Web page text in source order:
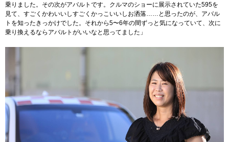
乗りました。その次がアバルトです。クルマのショーに展示されていた595を
見て、すごくかわいいしすごくかっこいいしお洒落……と思ったのが、アバル
トを知ったきっかけでした。それから5〜6年の間ずっと気になっていて、次に
乗り換えるならアバルトがいいなと思ってました」